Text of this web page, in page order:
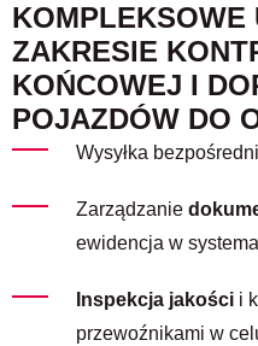
KOMPLEKSOWE
ZAKRESIE
KOŃCOWEJ I
POJAZDÓW DO
Wysyłka
Zarządzanie
ewidencja w
Inspekcja jakościi
przewoźnikami w